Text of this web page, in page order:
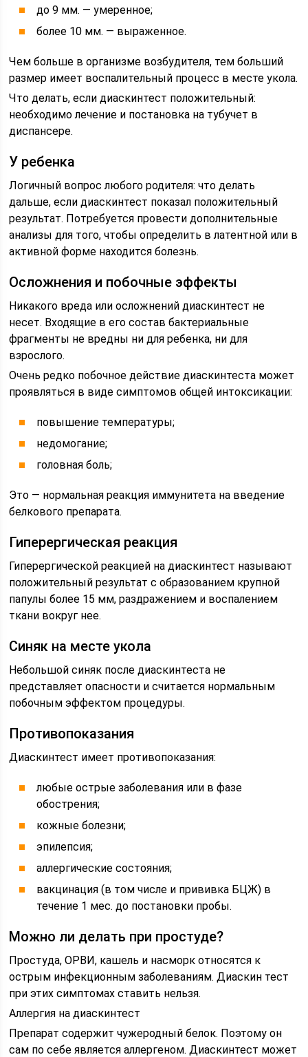
до 9 мм. — умеренное;
более 10 мм. — выраженное.
Чем больше в организме возбудителя, тем больший
размер имеет воспалительный процесс в месте укола.
Что делать, если диаскинтест положительный:
необходимо лечение и постановка на тубучет в
диспансере.
У ребенка
Логичный вопрос любого родителя: что делать
дальше, если диаскинтест показал положительный
результат. Потребуется провести дополнительные
анализы для того, чтобы определить в латентной или в
активной форме находится болезнь.
Осложнения и побочные эффекты
Никакого вреда или осложнений диаскинтест не
несет. Входящие в его состав бактериальные
фрагменты не вредны ни для ребенка, ни для
взрослого.
Очень редко побочное действие диаскинтеста может
проявляться в виде симптомов общей интоксикации:
повышение температуры;
недомогание;
головная боль;
Это — нормальная реакция иммунитета на введение
белкового препарата.
Гиперергическая реакция
Гиперергической реакцией на диаскинтест называют
положительный результат с образованием крупной
папулы более 15 мм, раздражением и воспалением
ткани вокруг нее.
Синяк на месте укола
Небольшой синяк после диаскинтеста не
представляет опасности и считается нормальным
побочным эффектом процедуры.
Противопоказания
Диаскинтест имеет противопоказания:
любые острые заболевания или в фазе
обострения;
кожные болезни;
эпилепсия;
аллергические состояния;
вакцинация (в том числе и прививка БЦЖ) в
течение 1 мес. до постановки пробы.
Можно ли делать при простуде?
Простуда, ОРВИ, кашель и насморк относятся к
острым инфекционным заболеваниям. Диаскин тест
при этих симптомах ставить нельзя.
Аллергия на диаскинтест
Препарат содержит чужеродный белок. Поэтому он
сам по себе является аллергеном. Диаскинтест может